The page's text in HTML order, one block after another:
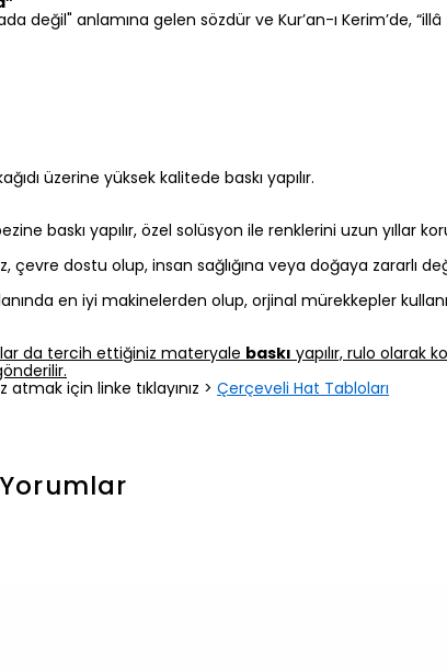
değil" anlamına gelen sözdür ve Kur’an-ı Kerim’de,
üzerine yüksek kalitede baskı yapılır.
baskı yapılır, özel solüsyon ile renklerini uzun yıllar
çevre dostu olup, insan sağlığına veya doğaya zararlı
en iyi makinelerden olup, orjinal mürekkepler
da tercih ettiğiniz materyale baskı yapılır, rulo olarak
için linke tıklayınız > Çerçeveli Hat Tabloları
Yorumlar